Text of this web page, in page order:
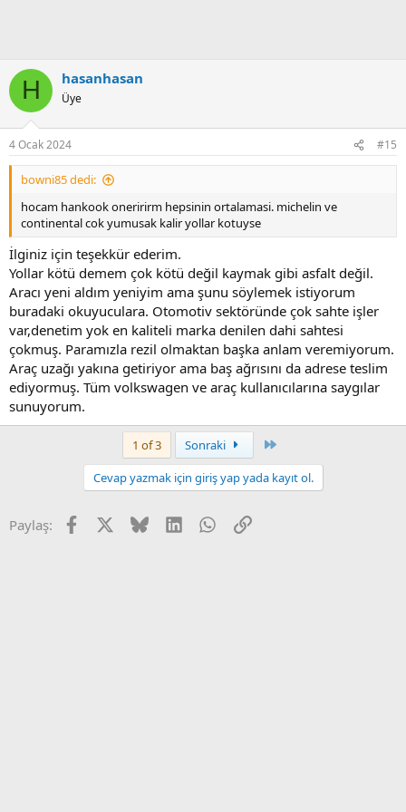
H hasanhasan
Üye
4 Ocak 2024 #15
bowni85 dedi:
hocam hankook oneririrm hepsinin ortalamasi. michelin ve
continental cok yumusak kalir yollar kotuyse
İlginiz için teşekkür ederim.
Yollar kötü demem çok kötü değil kaymak gibi asfalt değil.
Aracı yeni aldım yeniyim ama şunu söylemek istiyorum
buradaki okuyuculara. Otomotiv sektöründe çok sahte işler
var,denetim yok en kaliteli marka denilen dahi sahtesi
çokmuş. Paramızla rezil olmaktan başka anlam veremiyorum.
Araç uzağı yakına getiriyor ama baş ağrısını da adrese teslim
ediyormuş. Tüm volkswagen ve araç kullanıcılarına saygılar
sunuyorum.
1 of 3 Sonraki
Cevap yazmak için giriş yap yada kayıt ol.
Paylaş: Facebook BlueskyLinkedInWhatsApp
Link